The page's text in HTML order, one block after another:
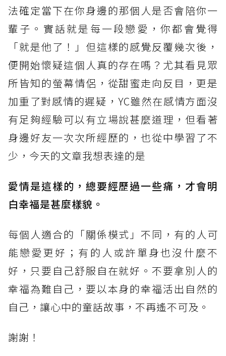
法確定當下在你身邊的那個人是否會陪你一
輩子。實話就是每一段戀愛，你都會覺得
「就是他了！」但這樣的感覺反覆幾次後，
便開始懷疑這個人真的存在嗎？尤其看見眾
所皆知的螢幕情侶，從甜蜜走向反目，更是
加重了對感情的遲疑，YC雖然在感情方面沒
有足夠經驗可以有立場說甚麼道理，但看著
身邊好友一次次所經歷的，也從中學習了不
少，今天的文章我想表達的是
愛情是這樣的，總要經歷過一些痛，才會明
白幸福是甚麼樣貌。
每個人適合的「關係模式」不同，有的人可
能戀愛更好；有的人或許單身也沒什麼不
好，只要自己舒服自在就好。不要拿別人的
幸福為難自己，要以本身的幸福活出自然的
自己，讓心中的童話故事，不再遙不可及。
謝謝！